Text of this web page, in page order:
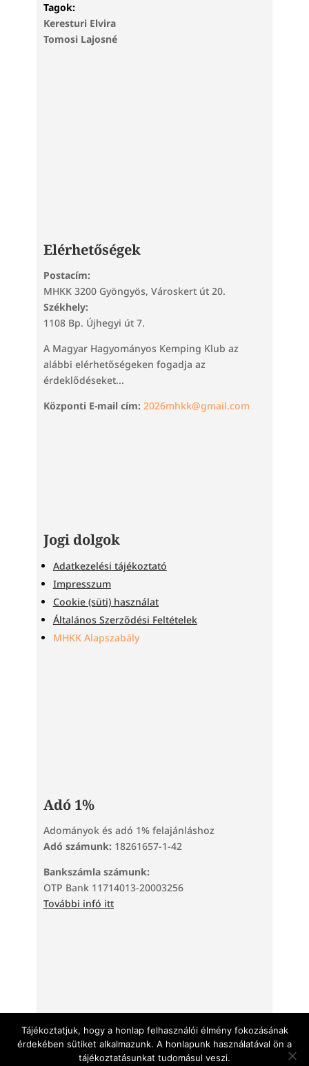
Tagok:
Keresturi Elvira
Tomosi Lajosné
Elérhetőségek
Postacím:
MHKK 3200 Gyöngyös, Városkert út 20.
Székhely:
1108 Bp. Újhegyi út 7.
A Magyar Hagyományos Kemping Klub az
alábbi elérhetőségeken fogadja az
érdeklődéseket...
Központi E-mail cím: 2026mhkk@gmail.com
Jogi dolgok
Adatkezelési tájékoztató
Impresszum
Cookie (süti) használat
Általános Szerződési Feltételek
MHKK Alapszabály
Adó 1%
Adományok és adó 1% felajánláshoz
Adó számunk: 18261657-1-42
Bankszámla számunk:
OTP Bank 11714013-20003256
További infó itt
utca 73. | +36 30 690 9394 | info@teratarhely.hu |
teratarhely.hu
Weboldalkészítés:Debreceni weboldal készítő szakember
Tájékoztatjuk, hogy a honlap felhasználói élmény fokozásának
érdekében sütiket alkalmazunk. A honlapunk használatával ön a
tájékoztatásunkat tudomásul veszi.